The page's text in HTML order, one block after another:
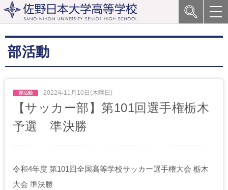
部活動
2022年11月10日(木曜日)
【サッカー部】第101回選手権栃木
予選 準決勝
令和4年度 第101回全国高等学校サッカー選手権大会 栃木
大会 準決勝